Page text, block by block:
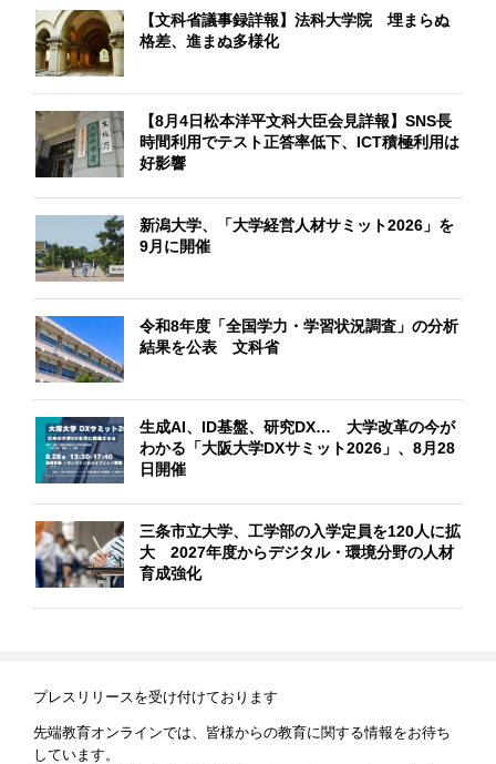
【文科省議事録詳報】法科大学院 埋まらぬ
格差、進まぬ多様化
【8月4日松本洋平文科大臣会見詳報】SNS長
時間利用でテスト正答率低下、ICT積極利用は
好影響
新潟大学、「大学経営人材サミット2026」を
9月に開催
令和8年度「全国学力・学習状況調査」の分析
結果を公表 文科省
生成AI、ID基盤、研究DX… 大学改革の今が
わかる「大阪大学DXサミット2026」、8月28
日開催
三条市立大学、工学部の入学定員を120人に拡
大 2027年度からデジタル・環境分野の人材
育成強化
プレスリリースを受け付けております
先端教育オンラインでは、皆様からの教育に関する情報をお待ち
しています。